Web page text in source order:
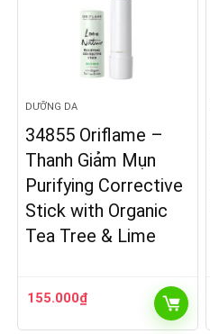
DƯỠNG DA
34855 Oriflame –
Thanh Giảm Mụn
Purifying Corrective
Stick with Organic
Tea Tree & Lime
155.000₫